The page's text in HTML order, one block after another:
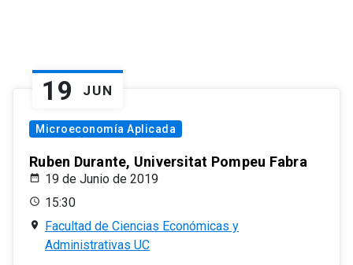
19 JUN
Microeconomía Aplicada
Ruben Durante, Universitat Pompeu Fabra
19 de Junio de 2019
15:30
Facultad de Ciencias Económicas y
Administrativas UC